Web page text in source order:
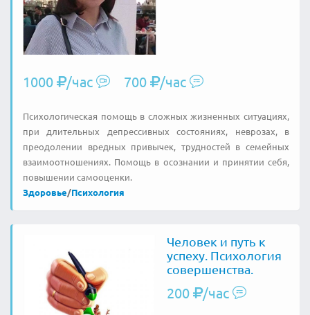
1000 /час 700 /час
Психологическая помощь в сложных жизненных ситуациях,
при длительных депрессивных состояниях, неврозах, в
преодолении вредных привычек, трудностей в семейных
взаимоотношениях. Помощь в осознании и принятии себя,
повышении самооценки.
Здоровье/Психология
Человек и путь к
успеху. Психология
совершенства.
200 /час